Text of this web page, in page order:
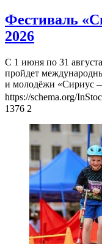
Фестиваль
2026
С 1 июня по 31
пройдет
и молодёжи «Сириус
https://schema.org/
1376 2